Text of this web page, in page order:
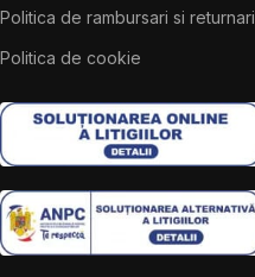
Politica de rambursari si returnari
Politica de cookie